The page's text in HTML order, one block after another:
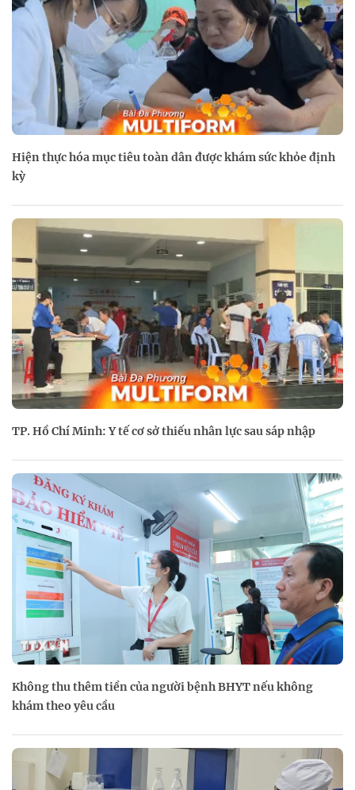
Hiện thực hóa mục tiêu toàn dân được khám sức khỏe định
kỳ
TP. Hồ Chí Minh: Y tế cơ sở thiếu nhân lực sau sáp nhập
Không thu thêm tiền của người bệnh BHYT nếu không
khám theo yêu cầu